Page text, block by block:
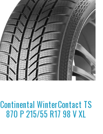
Continental WinterContact TS
870 P 215/55 R17 98 V XL